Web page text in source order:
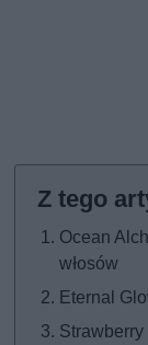
Ocean
włosów
Eternal